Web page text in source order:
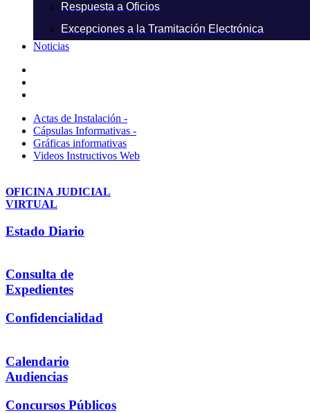
Respuesta a Oficios
Excepciones a la Tramitación Electrónica
Noticias
Actas de Instalación -
Cápsulas Informativas -
Gráficas informativas
Videos Instructivos Web
OFICINA JUDICIAL
VIRTUAL
Estado Diario
Consulta de
Expedientes
Confidencialidad
Calendario
Audiencias
Concursos Públicos